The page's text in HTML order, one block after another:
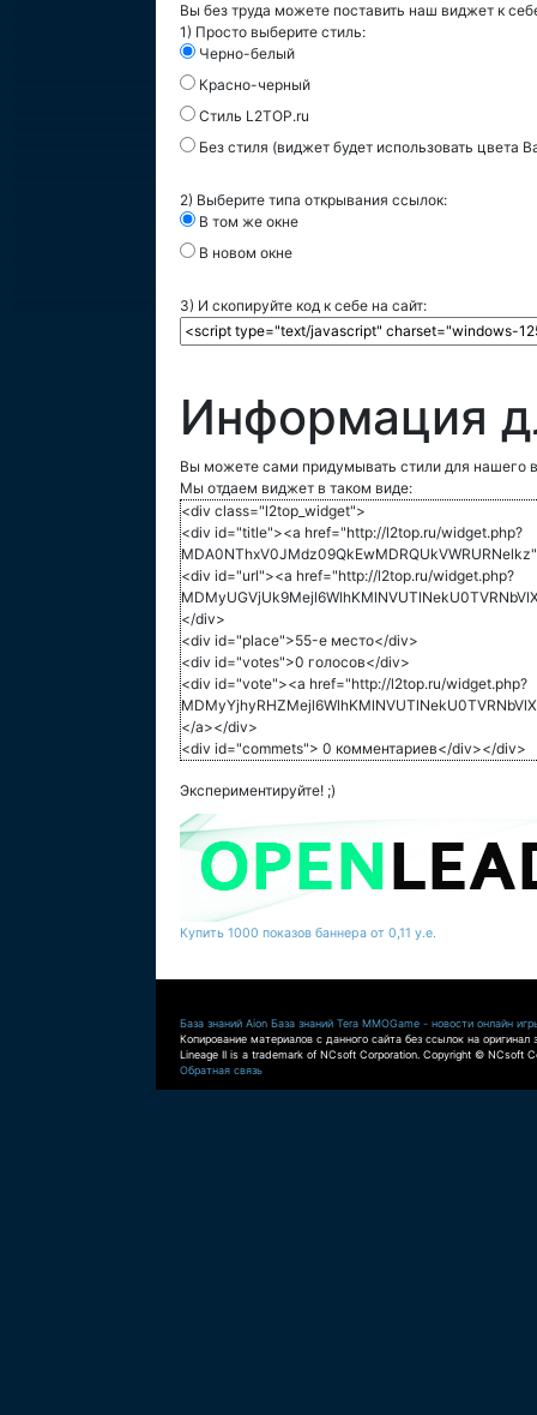
Вы без труда можете поставить наш виджет к
1) Просто выберите стиль:
Черно-белый
Красно-черный
Стиль L2TOP.ru
Без стиля (виджет будет использовать цвета
2) Выберите типа открывания ссылок:
В том же окне
В новом окне
3) И скопируйте код к себе на сайт:
Информация
Вы можете сами придумывать стили для нашего
Мы отдаем виджет в таком виде:
<div class="l2top_widget">
<div id="title"><a href="http://l2top.ru/widget.php?
<div id="url"><a href="http://l2top.ru/widget.php?
</div>
<div id="place">55-е место</div>
<div id="votes">0 голосов</div>
<div id="vote"><a href="http://l2top.ru/widget.php?
</a></div>
<div id="commets"> 0 комментариев</div></div>
Экспериментируйте! ;)
Купить 1000 показов баннера от 0,11 у.е.
База знаний Aion База знаний Tera MMOGame - новости онлайн
Копирование материалов с данного сайта без ссылок на оригинал
Lineage II is a trademark of NCsoft Corporation. Copyright © NCsoft
Обратная связь